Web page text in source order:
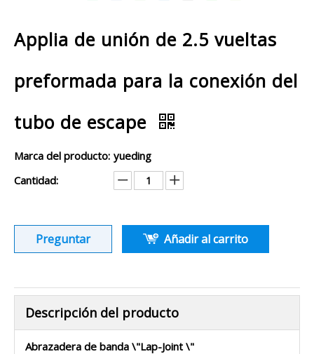
Applia de unión de 2.5 vueltas
preformada para la conexión del
tubo de escape
Marca del producto: yueding
Cantidad:
Preguntar Añadir al carrito
Descripción del producto
Abrazadera de banda \"Lap-Joint \"